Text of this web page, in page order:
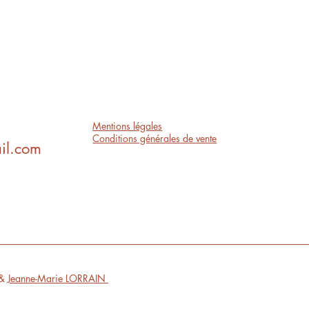
Mentions légales
Conditions générales de vente
Jeanne-Marie LORRAIN